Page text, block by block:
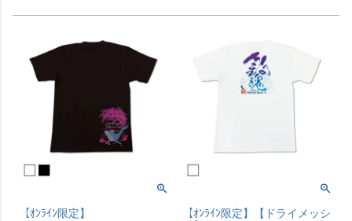
【ｵﾝﾗｲﾝ限定】
【ｵﾝﾗｲﾝ限定】【ドライメッシ